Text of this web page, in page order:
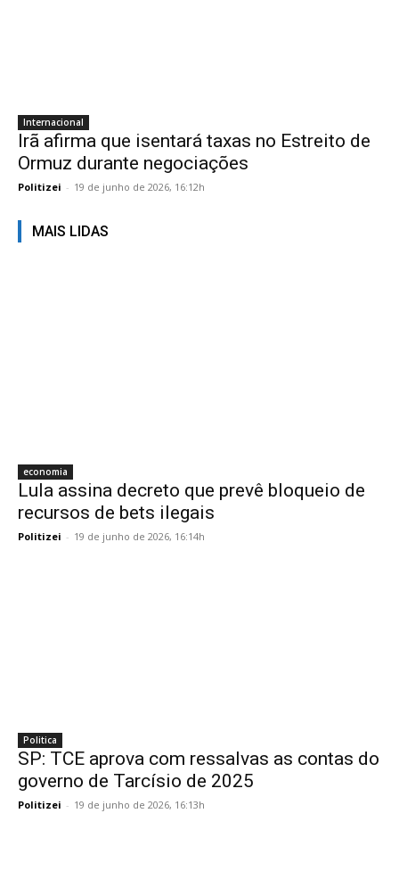
Internacional
Irã afirma que isentará taxas no Estreito de
Ormuz durante negociações
Politizei - 19 de junho de 2026, 16:12h
MAIS LIDAS
economia
Lula assina decreto que prevê bloqueio de
recursos de bets ilegais
Politizei - 19 de junho de 2026, 16:14h
Politica
SP: TCE aprova com ressalvas as contas do
governo de Tarcísio de 2025
Politizei - 19 de junho de 2026, 16:13h